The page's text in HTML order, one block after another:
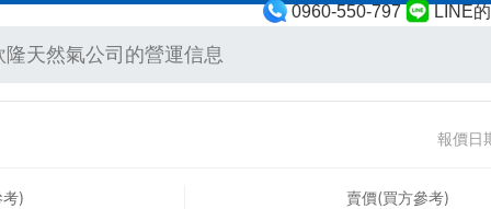
0960-550-797
LINE
隆天然氣公司的營運信息
報價日
) 賣價(買方參考)